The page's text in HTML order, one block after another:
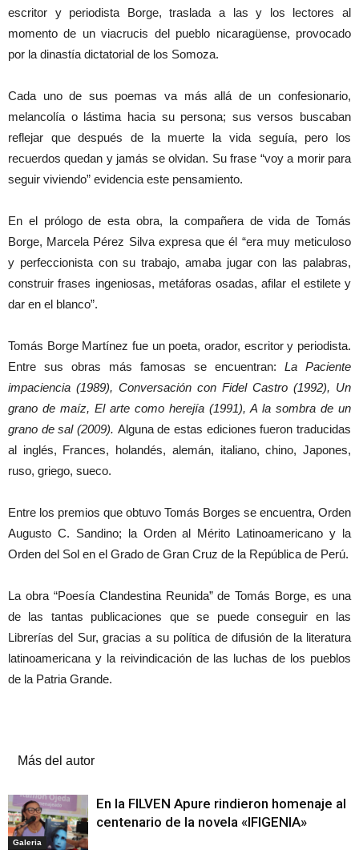
escritor y periodista Borge, traslada a las y los lectores al
momento de un viacrucis del pueblo nicaragüense, provocado
por la dinastía dictatorial de los Somoza.
Cada uno de sus poemas va más allá de un confesionario,
melancolía o lástima hacia su persona; sus versos buscaban
reflejar que después de la muerte la vida seguía, pero los
recuerdos quedan y jamás se olvidan. Su frase “voy a morir para
seguir viviendo” evidencia este pensamiento.
En el prólogo de esta obra, la compañera de vida de Tomás
Borge, Marcela Pérez Silva expresa que él “era muy meticuloso
y perfeccionista con su trabajo, amaba jugar con las palabras,
construir frases ingeniosas, metáforas osadas, afilar el estilete y
dar en el blanco”.
Tomás Borge Martínez fue un poeta, orador, escritor y periodista.
Entre sus obras más famosas se encuentran: La Paciente
impaciencia (1989), Conversación con Fidel Castro (1992), Un
grano de maíz, El arte como herejía (1991), A la sombra de un
grano de sal (2009). Alguna de estas ediciones fueron traducidas
al inglés, Frances, holandés, alemán, italiano, chino, Japones,
ruso, griego, sueco.
Entre los premios que obtuvo Tomás Borges se encuentra, Orden
Augusto C. Sandino; la Orden al Mérito Latinoamericano y la
Orden del Sol en el Grado de Gran Cruz de la República de Perú.
La obra “Poesía Clandestina Reunida” de Tomás Borge, es una
de las tantas publicaciones que se puede conseguir en las
Librerías del Sur, gracias a su política de difusión de la literatura
latinoamericana y la reivindicación de las luchas de los pueblos
de la Patria Grande.
Más del autor
Galeria
En la FILVEN Apure rindieron homenaje al
centenario de la novela «IFIGENIA»